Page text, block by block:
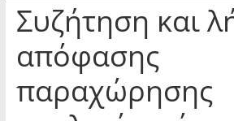
Συζήτηση και
απόφασης
παραχώρησης